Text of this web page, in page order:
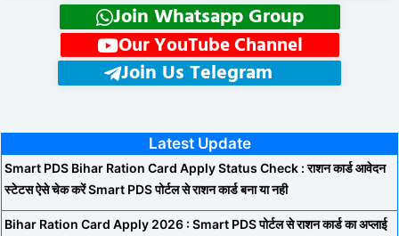
Join Whatsapp Group
Our YouTube Channel
Join Us Telegram
Latest Update
Smart PDS Bihar Ration Card Apply Status Check : राशन कार्ड आवेदन
स्टेटस ऐसे चेक करें Smart PDS पोर्टल से राशन कार्ड बना या नही
Bihar Ration Card Apply 2026 : Smart PDS पोर्टल से राशन कार्ड का अप्लाई